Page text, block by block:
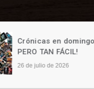
Crónicas en domingo.
PERO TAN FÁCIL!
26 de julio de 2026